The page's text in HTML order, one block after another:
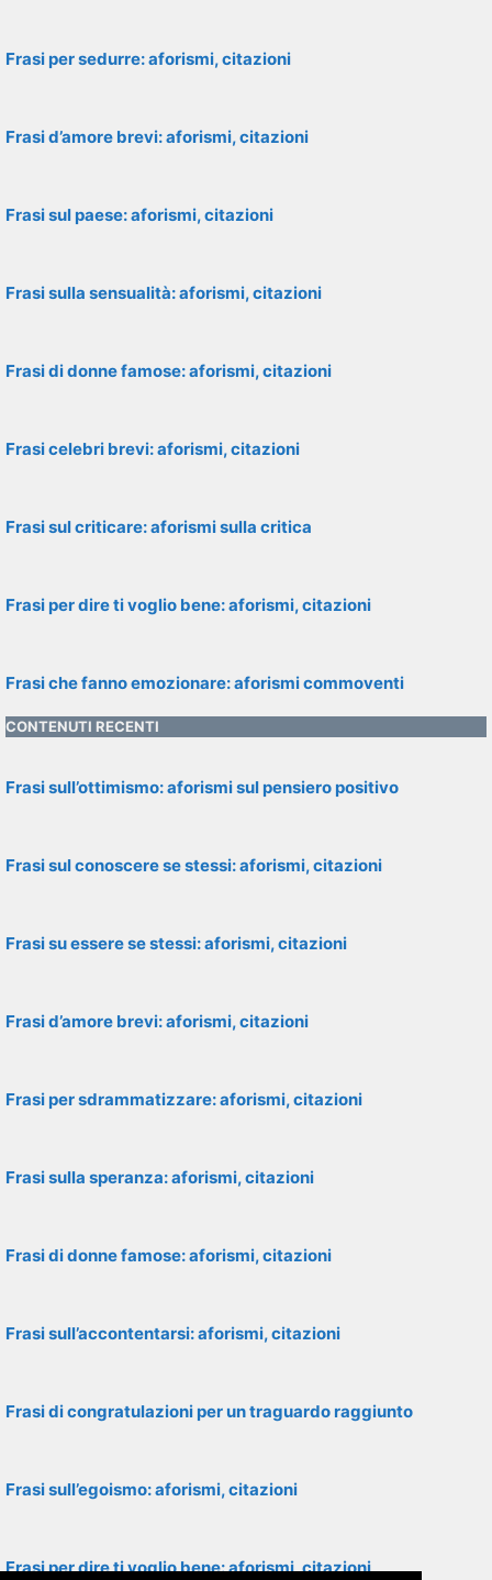
Frasi per sedurre: aforismi, citazioni
Frasi d’amore brevi: aforismi, citazioni
Frasi sul paese: aforismi, citazioni
Frasi sulla sensualità: aforismi, citazioni
Frasi di donne famose: aforismi, citazioni
Frasi celebri brevi: aforismi, citazioni
Frasi sul criticare: aforismi sulla critica
Frasi per dire ti voglio bene: aforismi, citazioni
Frasi che fanno emozionare: aforismi commoventi
CONTENUTI RECENTI
Frasi sull’ottimismo: aforismi sul pensiero positivo
Frasi sul conoscere se stessi: aforismi, citazioni
Frasi su essere se stessi: aforismi, citazioni
Frasi d’amore brevi: aforismi, citazioni
Frasi per sdrammatizzare: aforismi, citazioni
Frasi sulla speranza: aforismi, citazioni
Frasi di donne famose: aforismi, citazioni
Frasi sull’accontentarsi: aforismi, citazioni
Frasi di congratulazioni per un traguardo raggiunto
Frasi sull’egoismo: aforismi, citazioni
Frasi per dire ti voglio bene: aforismi, citazioni